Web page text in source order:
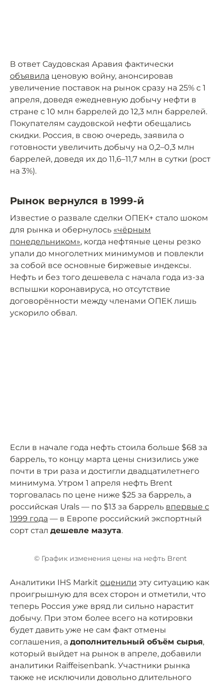
В ответ Саудовская Аравия фактически
объявила ценовую войну, анонсировав
увеличение поставок на рынок сразу на 25% с 1
апреля, доведя ежедневную добычу нефти в
стране с 10 млн баррелей до 12,3 млн баррелей.
Покупателям саудовской нефти обещались
скидки. Россия, в свою очередь, заявила о
готовности увеличить добычу на 0,2–0,3 млн
баррелей, доведя их до 11,6–11,7 млн в сутки (рост
на 3%).
Рынок вернулся в 1999-й
Известие о развале сделки ОПЕК+ стало шоком
для рынка и обернулось «чёрным
понедельником», когда нефтяные цены резко
упали до многолетних минимумов и повлекли
за собой все основные биржевые индексы.
Нефть и без того дешевела с начала года из-за
вспышки коронавируса, но отсутствие
договорённости между членами ОПЕК лишь
ускорило обвал.
Если в начале года нефть стоила больше $68 за
баррель, то концу марта цены снизились уже
почти в три раза и достигли двадцатилетнего
минимума. Утром 1 апреля нефть Brent
торговалась по цене ниже $25 за баррель, а
российская Urals — по $13 за баррель впервые с
1999 года — в Европе российский экспортный
сорт стал дешевле мазута.
© График изменения цены на нефть Brent
Аналитики IHS Markit оценили эту ситуацию как
проигрышную для всех сторон и отметили, что
теперь Россия уже вряд ли сильно нарастит
добычу. При этом более всего на котировки
будет давить уже не сам факт отмены
соглашения, а дополнительный объём сырья,
который выйдет на рынок в апреле, добавили
аналитики Raiffeisenbank. Участники рынка
также не исключили довольно длительного